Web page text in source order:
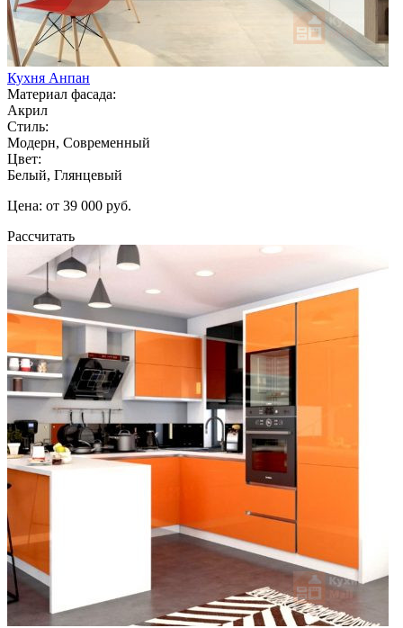
Кухня Анпан
Материал фасада:
Акрил
Стиль:
Модерн, Современный
Цвет:
Белый, Глянцевый
Цена: от 39 000 руб.
Рассчитать